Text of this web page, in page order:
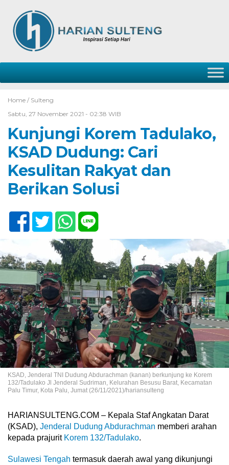
Home / Sulteng
Sabtu, 27 November 2021 - 02:38 WIB
Kunjungi Korem Tadulako,
KSAD Dudung: Cari
Kesulitan Rakyat dan
Berikan Solusi
KSAD, Jenderal TNI Dudung Abdurachman (kanan) berkunjung ke Korem
132/Tadulako Jl Jenderal Sudriman, Kelurahan Besusu Barat, Kecamatan
Palu Timur, Kota Palu, Jumat (26/11/2021)/hariansulteng
HARIANSULTENG.COM – Kepala Staf Angkatan Darat
(KSAD), Jenderal Dudung Abdurachman memberi arahan
kepada prajurit Korem 132/Tadulako.
Sulawesi Tengah termasuk daerah awal yang dikunjungi